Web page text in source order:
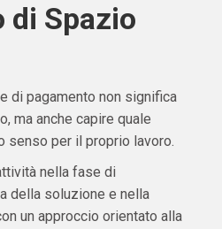
di Spazio
di pagamento non significa
ma anche capire quale
senso per il proprio lavoro.
nella fase di
della soluzione e nella
un approccio orientato alla